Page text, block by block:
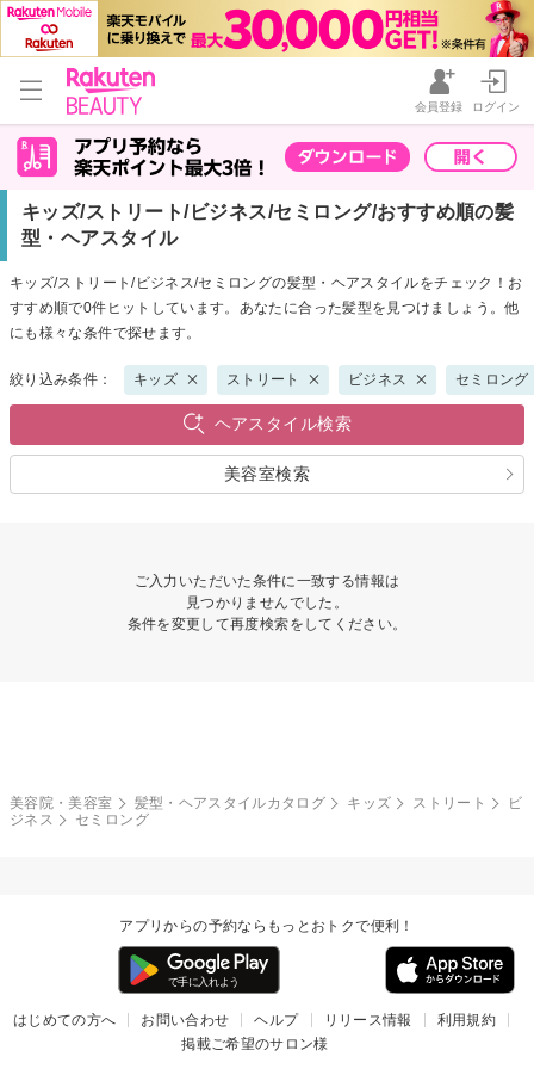
会員登録 ログイン
キッズ/ストリート/ビジネス/セミロング/おすすめ順の髪
型・ヘアスタイル
キッズ/ストリート/ビジネス/セミロングの髪型・ヘアスタイルをチェック！お
すすめ順で0件ヒットしています。あなたに合った髪型を見つけましょう。他
にも様々な条件で探せます。
絞り込み条件： キッズ ストリート ビジネス セミロング
ヘアスタイル検索
美容室検索
ご入力いただいた条件に一致する情報は
見つかりませんでした。
条件を変更して再度検索をしてください。
美容院・美容室 髪型・ヘアスタイルカタログ キッズ ストリート
ビ
ジネス
セミロング
アプリからの予約ならもっとおトクで便利！
はじめての方へ お問い合わせ ヘルプ リリース情報
利用規約
掲載ご希望のサロン様